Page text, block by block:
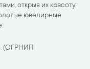
открыв их красоту
ювелирные
(ОГРНИП